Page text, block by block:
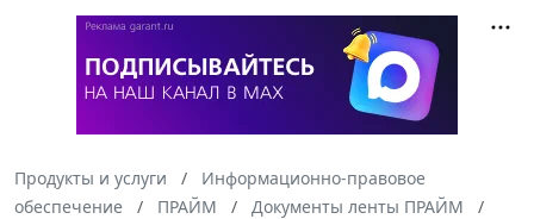
Продукты и услуги
Информационно-правовое
обеспечение
ПРАЙМ
Документы ленты ПРАЙМ